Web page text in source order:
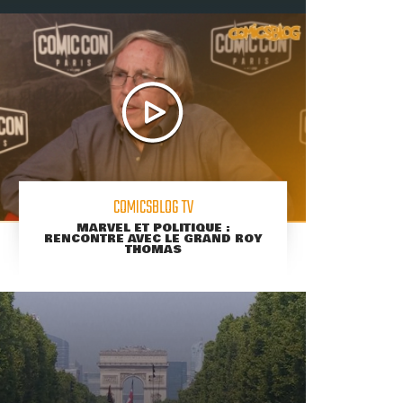
COMICSBLOG TV
MARVEL ET POLITIQUE :
RENCONTRE AVEC LE GRAND ROY
THOMAS